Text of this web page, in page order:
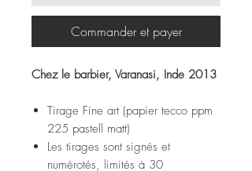
Commander et payer
Chez le barbier, Varanasi, Inde 2013
Tirage Fine art (papier tecco ppm
225 pastell matt)
Les tirages sont signés et
numérotés, limités à 30